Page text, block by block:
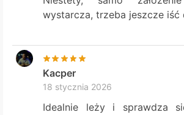
wystarcza, trzeba jeszcze iść
Kacper
18 stycznia 2026
Idealnie leży i sprawdza